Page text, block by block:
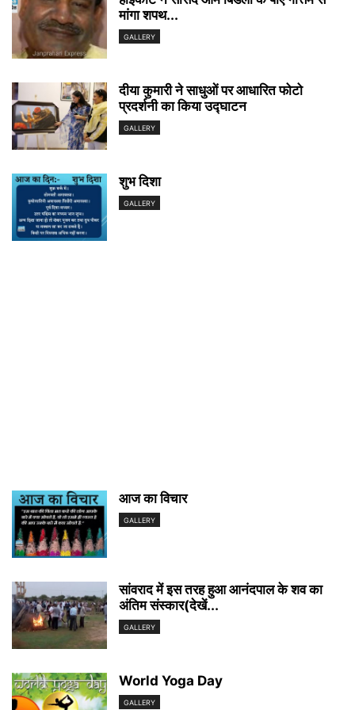
मांगा शपथ...
GALLERY
दीया कुमारी ने साधुओं पर आधारित फोटो
प्रदर्शनी का किया उद्घाटन
GALLERY
शुभ दिशा
GALLERY
आज का विचार
GALLERY
सांवराद में इस तरह हुआ आनंदपाल के शव का
अंतिम संस्कार(देखें...
GALLERY
World Yoga Day
GALLERY